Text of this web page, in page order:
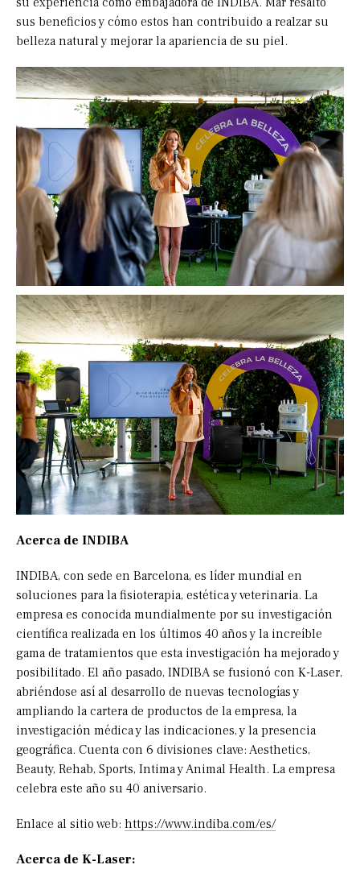
sus beneficios y cómo estos han contribuido a realzar su
belleza natural y mejorar la apariencia de su piel.
Acerca de INDIBA
INDIBA, con sede en Barcelona, es líder mundial en
soluciones para la fisioterapia, estética y veterinaria. La
empresa es conocida mundialmente por su investigación
científica realizada en los últimos 40 años y la increíble
gama de tratamientos que esta investigación ha mejorado y
posibilitado. El año pasado, INDIBA se fusionó con K-Laser,
abriéndose así al desarrollo de nuevas tecnologías y
ampliando la cartera de productos de la empresa, la
investigación médica y las indicaciones, y la presencia
geográfica. Cuenta con 6 divisiones clave: Aesthetics,
Beauty, Rehab, Sports, Intima y Animal Health. La empresa
celebra este año su 40 aniversario.
Enlace al sitio web: https://www.indiba.com/es/
Acerca de K-Laser: